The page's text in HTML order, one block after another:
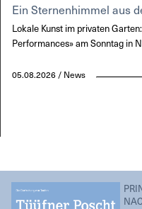
Ein Sternenhimmel aus
Lokale Kunst im privaten
Performances» am Sonntag in
05.08.2026 / News